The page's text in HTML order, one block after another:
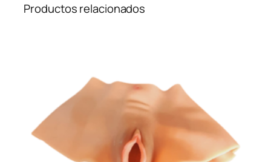
Productos relacionados